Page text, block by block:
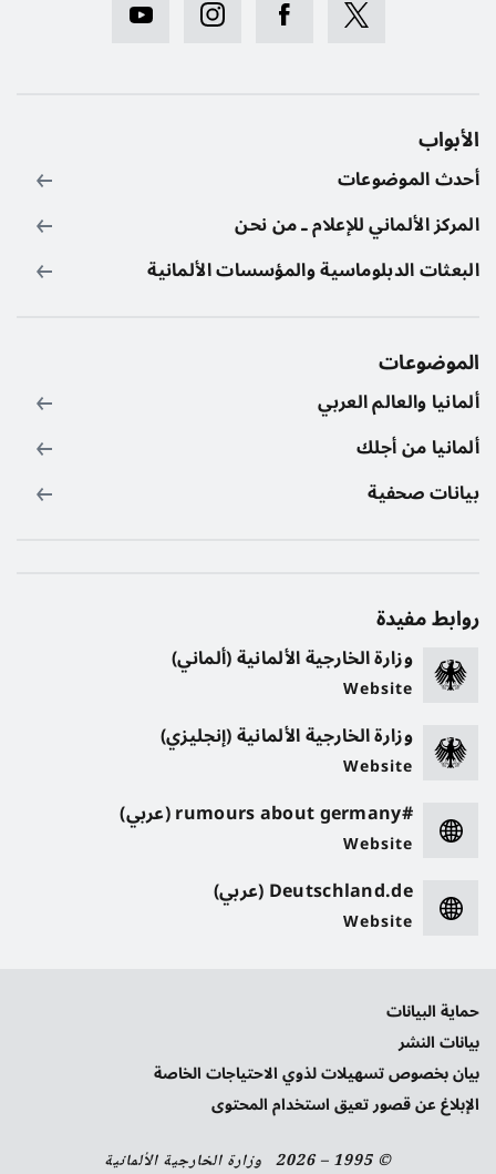
الأبواب
أحدث الموضوعات
المركز الألماني للإعلام ـ من نحن
البعثات الدبلوماسية والمؤسسات الألمانية
الموضوعات
ألمانيا والعالم العربي
ألمانيا من أجلك
بيانات صحفية
روابط مفيدة
وزارة الخارجية الألمانية (ألماني)
Website
وزارة الخارجية الألمانية (إنجليزي)
Website
#rumours about germany (عربي)
Website
Deutschland.de (عربي)
Website
حماية البيانات
بيانات النشر
بيان بخصوص تسهيلات لذوي الاحتياجات الخاصة
الإبلاغ عن قصور تعيق استخدام المحتوى
© 1995 – 2026 وزارة الخارجية الألمانية